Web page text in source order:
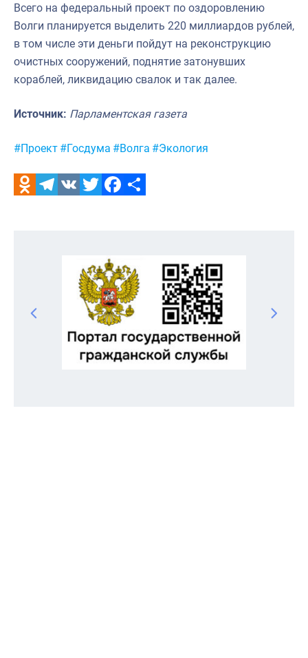
Всего на федеральный проект по оздоровлению
Волги планируется выделить 220 миллиардов рублей,
в том числе эти деньги пойдут на реконструкцию
очистных сооружений, поднятие затонувших
кораблей, ликвидацию свалок и так далее.
Источник: Парламентская газета
Метки:
#Проект #Госдума #Волга #Экология